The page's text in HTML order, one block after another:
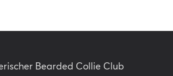
Bearded Collie Club